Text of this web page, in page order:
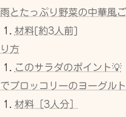
とたっぷり野菜の中華風
材料[約3人前]
方
このサラダのポイント💡
ブロッコリーのヨーグル
材料［3人分］